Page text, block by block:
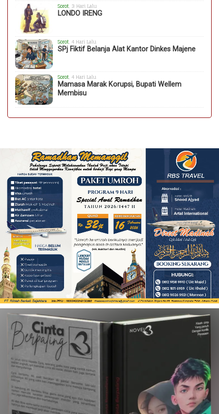
Sorot , 3 Hari Lalu
LONDO IRENG
Sorot , 4 Hari Lalu
SPj Fiktif Belanja Alat Kantor Dinkes Majene
Sorot, 4 Hari Lalu
Mamasa Marak Korupsi, Bupati Wellem
Membisu